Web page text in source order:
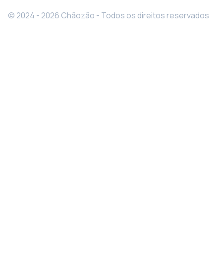
© 2024 - 2026 Chãozão - Todos os direitos reservados